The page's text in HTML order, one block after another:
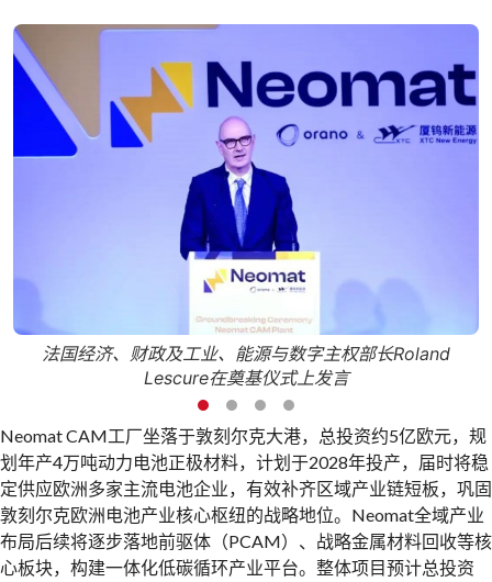
经济、财政及工业、能源与数字主权部长Roland
Lescure在奠基仪式上发言
Neomat CAM工厂坐落于敦刻尔克大港，总投资约5亿欧元，规
划年产4万吨动力电池正极材料，计划于2028年投产，届时将稳
定供应欧洲多家主流电池企业，有效补齐区域产业链短板，巩固
敦刻尔克欧洲电池产业核心枢纽的战略地位。Neomat全域产业
布局后续将逐步落地前驱体（PCAM）、战略金属材料回收等核
心板块，构建一体化低碳循环产业平台。整体项目预计总投资